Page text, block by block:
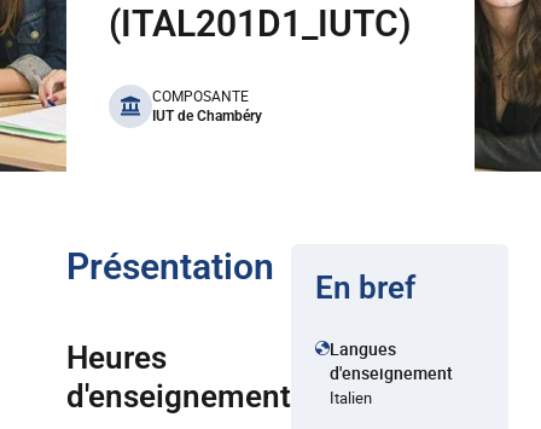
(ITAL201D1_IUTC)
benefits
COMPOSANTE
IUT de Chambéry
Présentation
Heures
d'enseignement
En bref
Langues
d'enseignement
Italien